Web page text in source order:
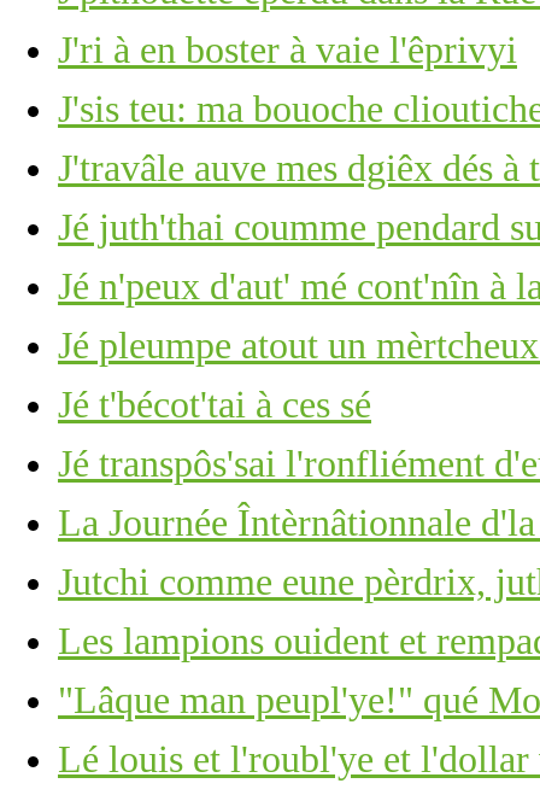
J'ri à en boster à vaie l'êprivyi
J'sis teu: ma bouoche
J'travâle auve mes dgiêx dés à
Jé juth'thai coumme pendard
Jé n'peux d'aut' mé cont'nîn à
Jé pleumpe atout un
Jé t'bécot'tai à ces sé
Jé transpôs'sai l'ronfliément
La Journée Întèrnâtionnale
Jutchi comme eune pèrdrix,
Les lampions ouident et
"Lâque man peupl'ye!" qué
Lé louis et l'roubl'ye et l'dollar